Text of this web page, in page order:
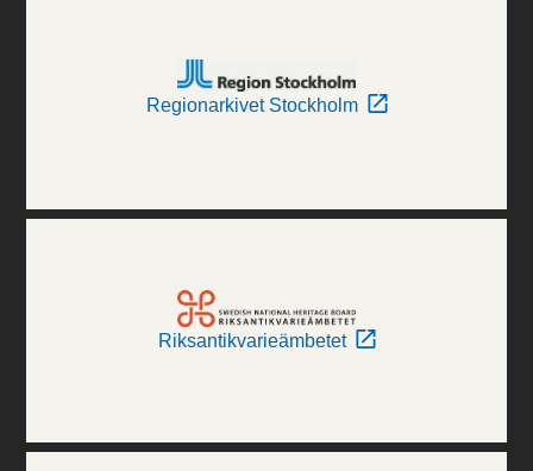
Regionarkivet Stockholm
Riksantikvarieämbetet